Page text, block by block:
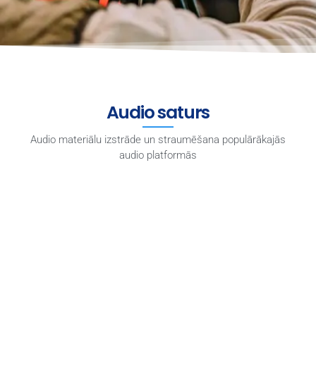
Audio saturs
Audio materiālu izstrāde un straumēšana populārākajās
audio platformās